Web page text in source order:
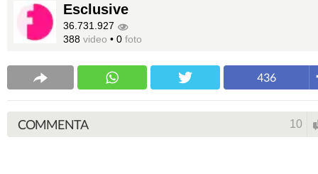
Esclusive
36.731.927
388 video • 0 foto
436
COMMENTA 10